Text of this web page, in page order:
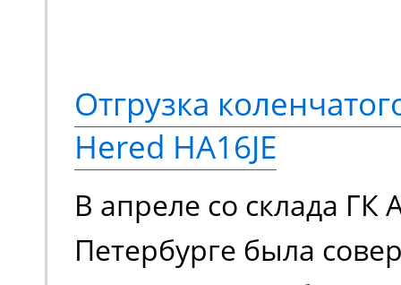
Отгрузка
Hered HA16JE
В апреле со склада ГК
Петербурге была